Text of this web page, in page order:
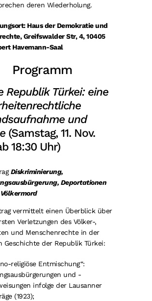
deren Wiederholung.
Haus der Demokratie und
Greifswalder Str, 4, 10405
Havemann-Saal
Programm
Republik Türkei: eine
und
(Samstag, 11. Nov.
18:30 Uhr)
Diskriminierung,
Deportationen
vermittelt einen Überblick über
Verletzungen des Völker-,
und Menschenrechte in der
Geschichte der Republik Türkei:
religiöse Entmischung“:
und -
infolge der Lausanner
(1923);